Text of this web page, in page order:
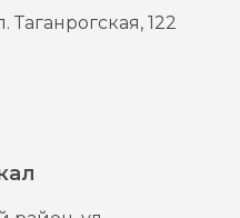
Таганрогская, 122